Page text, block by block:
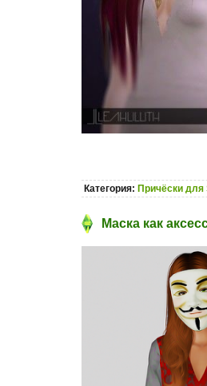
Категория: Причёски для
Маска как